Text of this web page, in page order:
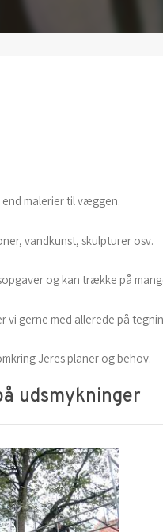
end malerier til væggen.
vandkunst, skulpturer osv.
og kan trække på
vi gerne med allerede på
Jeres planer og behov.
udsmykninger